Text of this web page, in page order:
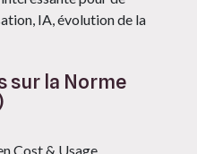
IA, évolution de la
sur la Norme
Cost & Usage